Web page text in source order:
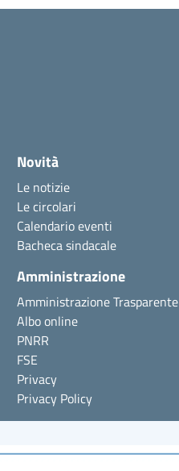
Novità
Le notizie
Le circolari
Calendario eventi
Bacheca sindacale
Amministrazione
Amministrazione Trasparente
Albo online
PNRR
FSE
Privacy
Privacy Policy